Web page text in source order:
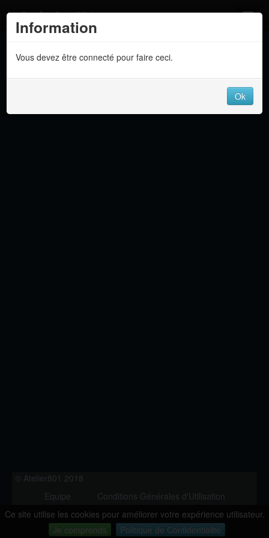
Ce site utilise les cookies pour améliorer votre expérience utilisateur.
Je comprends
Politique de Confidentialité
Information
Vous devez être connecté pour faire ceci.
Ok
Atelier 801
Dev Tracker
Langue
© Atelier801 2018
Equipe
Conditions Générales d'Utilisation
Politique de Confidentialité
Contact
Version 1.27